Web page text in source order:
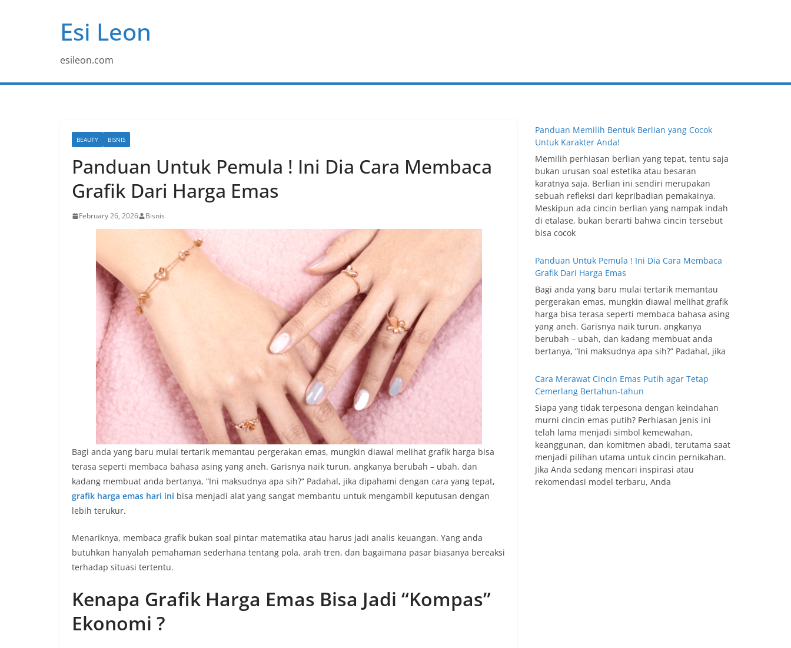
Esi Leon
esileon.com
BEAUTY BISNIS
Panduan Untuk Pemula ! Ini Dia Cara Membaca
Grafik Dari Harga Emas
February 26, 2026 Bisnis
Bagi anda yang baru mulai tertarik memantau pergerakan emas, mungkin diawal melihat grafik harga bisa
terasa seperti membaca bahasa asing yang aneh. Garisnya naik turun, angkanya berubah – ubah, dan
kadang membuat anda bertanya, “Ini maksudnya apa sih?” Padahal, jika dipahami dengan cara yang tepat,
grafik harga emas hari ini bisa menjadi alat yang sangat membantu untuk mengambil keputusan dengan
lebih terukur.
Menariknya, membaca grafik bukan soal pintar matematika atau harus jadi analis keuangan. Yang anda
butuhkan hanyalah pemahaman sederhana tentang pola, arah tren, dan bagaimana pasar biasanya bereaksi
terhadap situasi tertentu.
Kenapa Grafik Harga Emas Bisa Jadi “Kompas”
Ekonomi ?
Panduan Memilih Bentuk Berlian yang Cocok
Untuk Karakter Anda!
Memilih perhiasan berlian yang tepat, tentu saja
bukan urusan soal estetika atau besaran
karatnya saja. Berlian ini sendiri merupakan
sebuah refleksi dari kepribadian pemakainya.
Meskipun ada cincin berlian yang nampak indah
di etalase, bukan berarti bahwa cincin tersebut
bisa cocok
Panduan Untuk Pemula ! Ini Dia Cara Membaca
Grafik Dari Harga Emas
Bagi anda yang baru mulai tertarik memantau
pergerakan emas, mungkin diawal melihat grafik
harga bisa terasa seperti membaca bahasa asing
yang aneh. Garisnya naik turun, angkanya
berubah – ubah, dan kadang membuat anda
bertanya, “Ini maksudnya apa sih?” Padahal, jika
Cara Merawat Cincin Emas Putih agar Tetap
Cemerlang Bertahun-tahun
Siapa yang tidak terpesona dengan keindahan
murni cincin emas putih? Perhiasan jenis ini
telah lama menjadi simbol kemewahan,
keanggunan, dan komitmen abadi, terutama saat
menjadi pilihan utama untuk cincin pernikahan.
Jika Anda sedang mencari inspirasi atau
rekomendasi model terbaru, Anda